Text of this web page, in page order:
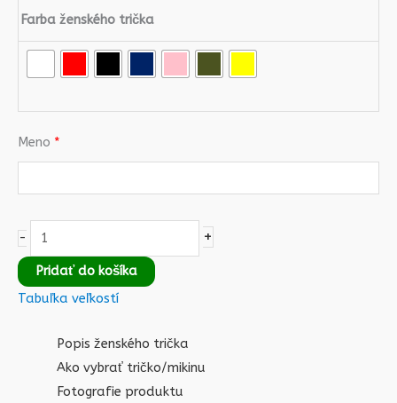
Farba ženského trička
Meno *
- +
Pridať do košíka
Tabuľka veľkostí
Popis ženského trička
Ako vybrať tričko/mikinu
Fotografie produktu